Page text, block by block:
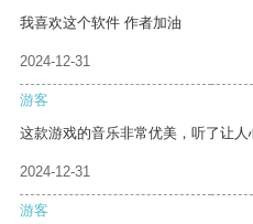
我喜欢这个软件 作者加油
2024-12-31
游客
这款游戏的音乐非常优美，听了让人
2024-12-31
游客